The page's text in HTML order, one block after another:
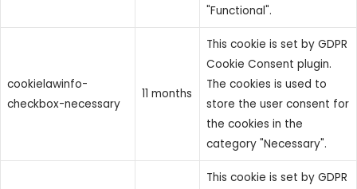
"Functional".
cookielawinfo-
checkbox-necessary
11 months
This cookie is set by GDPR
Cookie Consent plugin.
The cookies is used to
store the user consent for
the cookies in the
category "Necessary".
This cookie is set by GDPR